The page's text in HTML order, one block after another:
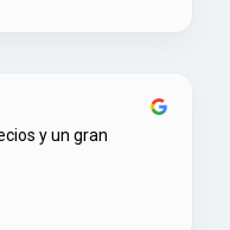
y un gran